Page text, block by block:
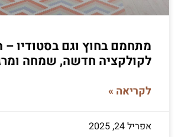
מתחמם בחוץ וגם בסטודיו –
לקולקציה חדשה, שמחה
לקריאה »
אפריל 24, 2025